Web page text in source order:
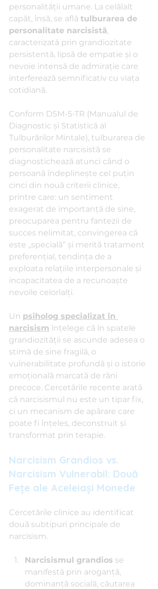
personalității umane. La celălalt
capăt, însă, se află tulburarea de
personalitate narcisistă,
caracterizată prin grandiozitate
persistentă, lipsă de empatie și o
nevoie intensă de admirație care
interferează semnificativ cu viața
cotidiană.
Conform DSM-5-TR (Manualul de
Diagnostic și Statistică al
Tulburărilor Mintale), tulburarea de
personalitate narcisistă se
diagnostichează atunci când o
persoană îndeplinește cel puțin
cinci din nouă criterii clinice,
printre care: un sentiment
exagerat de importanță de sine,
preocuparea pentru fantezii de
succes nelimitat, convingerea că
este „specială” și merită tratament
preferențial, tendința de a
exploata relațiile interpersonale și
incapacitatea de a recunoaște
nevoile celorlalți.
Un psiholog specializat în
narcisism înțelege că în spatele
grandiozității se ascunde adesea o
stimă de sine fragilă, o
vulnerabilitate profundă și o istorie
emoțională marcată de răni
precoce. Cercetările recente arată
că narcisismul nu este un tipar fix,
ci un mecanism de apărare care
poate fi înțeles, deconstruit și
transformat prin terapie.
Narcisism Grandios vs.
Narcisism Vulnerabil: Două
Fețe ale Aceleiași Monede
Cercetările clinice au identificat
două subtipuri principale de
narcisism.
Narcisismul grandios se
manifestă prin aroganță,
dominanță socială, căutarea